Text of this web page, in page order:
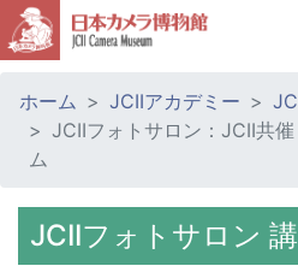
ホーム JCIIアカデミー
JCIIフォトサロン：JCII共
ム
JCIIフォトサロン